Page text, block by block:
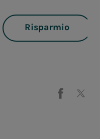
Risparmio